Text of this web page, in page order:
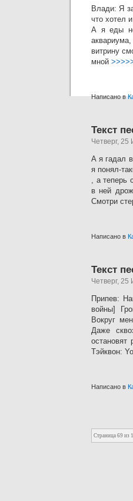
Влади: Я
что хотел
А я еды
витрину
мной
Написано в
Текст
Четверг,
А я гадал
я понял-
, а теперь
в ней
Смотри
Написано в
Текст
Четверг,
Припев:
войны]
Вокруг
Даже
остановят
Тэйквон:
Написано в
Страница 69 из